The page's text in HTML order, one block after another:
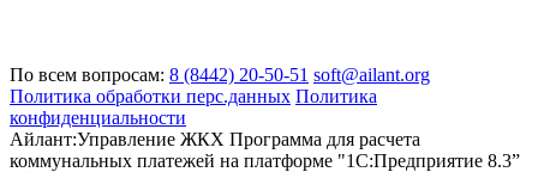
По всем вопросам: 8 (8442) 20-50-51 soft@ailant.org
Политика обработки перс.данных Политика
конфиденциальности
Айлант:Управление ЖКХ Программа для расчета
коммунальных платежей на платформе "1С:Предприятие 8.3”